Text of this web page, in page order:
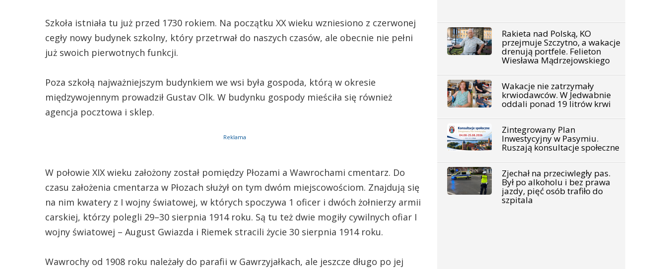
Szkoła istniała tu już przed 1730 rokiem. Na początku XX wieku wzniesiono z czerwonej
cegły nowy budynek szkolny, który przetrwał do naszych czasów, ale obecnie nie pełni
już swoich pierwotnych funkcji.
Poza szkołą najważniejszym budynkiem we wsi była gospoda, którą w okresie
międzywojennym prowadził Gustav Olk. W budynku gospody mieściła się również
agencja pocztowa i sklep.
Reklama
W połowie XIX wieku założony został pomiędzy Płozami a Wawrochami cmentarz. Do
czasu założenia cmentarza w Płozach służył on tym dwóm miejscowościom. Znajdują się
na nim kwatery z I wojny światowej, w których spoczywa 1 oficer i dwóch żołnierzy armii
carskiej, którzy polegli 29–30 sierpnia 1914 roku. Są tu też dwie mogiły cywilnych ofiar I
wojny światowej – August Gwiazda i Riemek stracili życie 30 sierpnia 1914 roku.
Wawrochy od 1908 roku należały do parafii w Gawrzyjałkach, ale jeszcze długo po jej
Rakieta nad Polską, KO
przejmuje Szczytno, a wakacje
drenują portfele. Felieton
Wiesława Mądrzejowskiego
Wakacje nie zatrzymały
krwiodawców. W Jedwabnie
oddali ponad 19 litrów krwi
Zintegrowany Plan
Inwestycyjny w Pasymiu.
Ruszają konsultacje społeczne
Zjechał na przeciwległy pas.
Był po alkoholu i bez prawa
jazdy, pięć osób trafiło do
szpitala